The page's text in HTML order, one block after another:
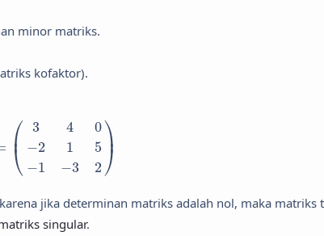
minor matriks.
kofaktor).
⎛
⎜⎝
3 4
0
−2 1
5
−1 −3 2
⎞⎟
⎠
0 −2 −1 32)
jika determinan matriks adalah nol, maka matriks
singular.